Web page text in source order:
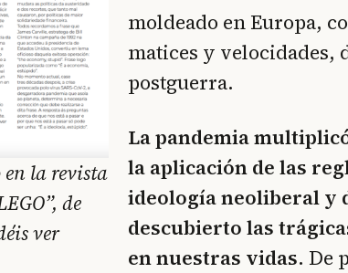
la revista
de
ver
moldeado en Europa,
matices y velocidades,
postguerra.
La pandemia
la aplicación de las
ideología neoliberal y
descubierto las
en nuestras vidas. De